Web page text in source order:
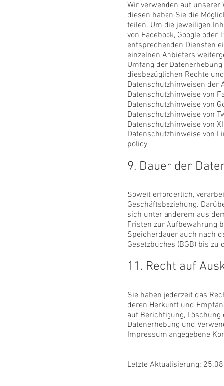
Wir verwenden auf unserer
diesen haben Sie die
teilen. Um die jeweiligen
von Facebook, Google
entsprechenden Diensten
einzelnen Anbieters
Umfang der
diesbezüglichen Rechte
Datenschutzhinweisen der
Datenschutzhinweise von
Datenschutzhinweise von
Datenschutzhinweise von
Datenschutzhinweise von
Datenschutzhinweise von
policy
9. Dauer der
Soweit erforderlich,
Geschäftsbeziehung.
sich unter anderem aus
Fristen zur Aufbewahrung
Speicherdauer auch nach
Gesetzbuches (BGB) bis
11. Recht auf
Sie haben jederzeit das
deren Herkunft und
auf Berichtigung,
Datenerhebung und
Impressum angegebene
Letzte Aktualisierung: